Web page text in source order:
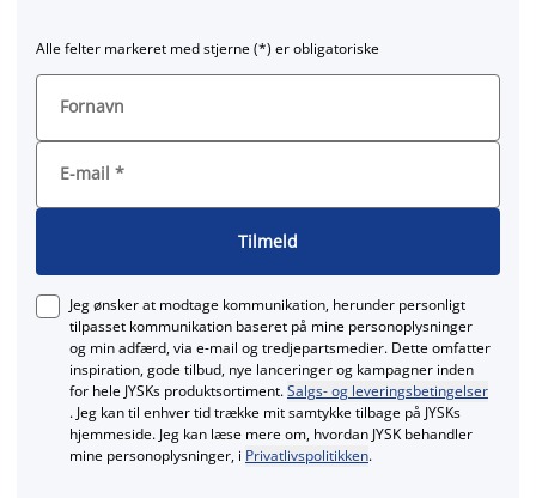
Alle felter markeret med stjerne (*) er obligatoriske
Fornavn
E-mail *
Tilmeld
Jeg ønsker at modtage kommunikation, herunder personligt
tilpasset kommunikation baseret på mine personoplysninger
og min adfærd, via e‑mail og tredjepartsmedier. Dette omfatter
inspiration, gode tilbud, nye lanceringer og kampagner inden
for hele JYSKs produktsortiment.Salgs- og leveringsbetingelser
. Jeg kan til enhver tid trække mit samtykke tilbage på JYSKs
hjemmeside. Jeg kan læse mere om, hvordan JYSK behandler
mine personoplysninger, i Privatlivspolitikken.